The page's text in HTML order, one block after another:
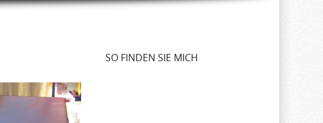
SO FINDEN SIE MICH